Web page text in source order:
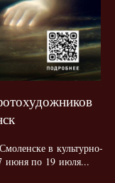
в культурно-
июня по 19 июля...